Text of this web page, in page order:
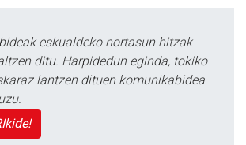
eskualdeko nortasun hitzak
ditu. Harpidedun eginda, tokiko
lantzen dituen komunikabidea